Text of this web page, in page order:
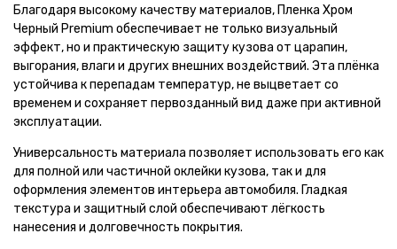
Благодаря высокому качеству материалов, Пленка Хром
Черный Premium обеспечивает не только визуальный
эффект, но и практическую защиту кузова от царапин,
выгорания, влаги и других внешних воздействий. Эта плёнка
устойчива к перепадам температур, не выцветает со
временем и сохраняет первозданный вид даже при активной
эксплуатации.
Универсальность материала позволяет использовать его как
для полной или частичной оклейки кузова, так и для
оформления элементов интерьера автомобиля. Гладкая
текстура и защитный слой обеспечивают лёгкость
нанесения и долговечность покрытия.